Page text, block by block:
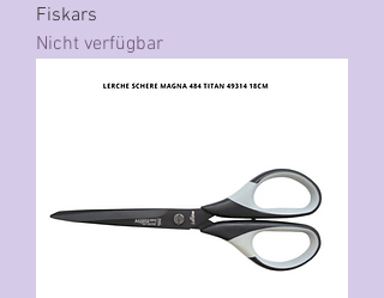
Fiskars
Nicht verfügbar